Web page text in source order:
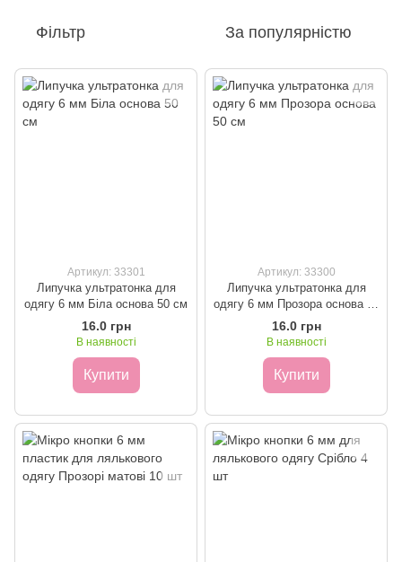
Фільтр За популярністю
Артикул: 33301
Липучка ультратонка для
одягу 6 мм Біла основа 50 см
16.0 грн
В наявності
Купити
Артикул: 33300
Липучка ультратонка для
одягу 6 мм Прозора основа 50
см
16.0 грн
В наявності
Купити